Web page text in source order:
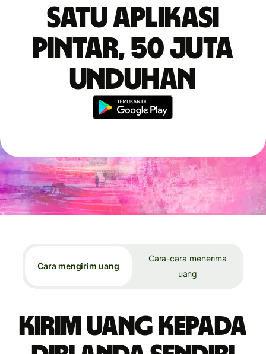
Satu aplikasi
pintar, 50 juta
unduhan
Cara mengirim uang
Cara-cara menerima
uang
Kirim uang kepada